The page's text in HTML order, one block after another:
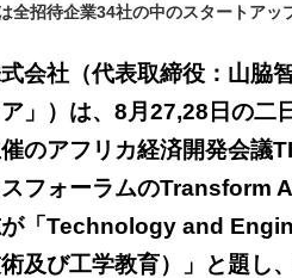
全招待企業34社の中のスタートア
会社（代表取締役：山脇
」）は、8月27,28日の二
のアフリカ経済開発会議
フォーラムのTransform
が「Technology and
及び工学教育）」と題し